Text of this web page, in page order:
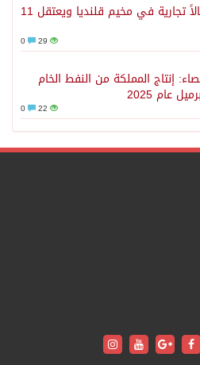
الاحتلال يهدم محالاً تجارية في مخيم قلنديا ويعتقل 11
29
إنتاج المملكة من النفط الخام
22